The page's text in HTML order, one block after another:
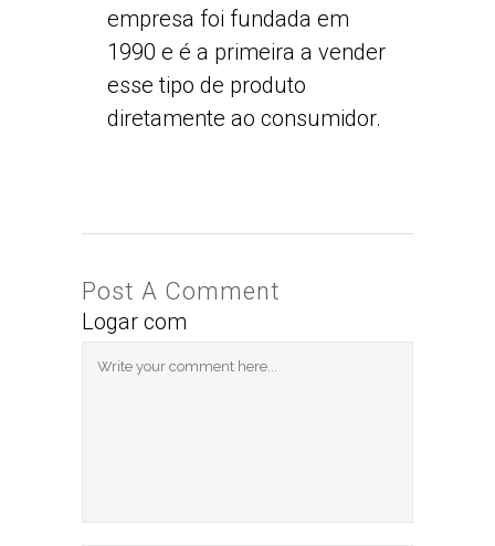
empresa foi fundada em
1990 e é a primeira a vender
esse tipo de produto
diretamente ao consumidor.
Post A Comment
Logar com